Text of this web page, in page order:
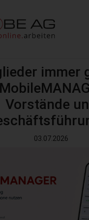
immer
Vorstände
03.07.2026